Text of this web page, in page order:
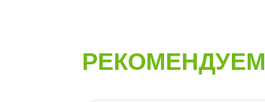
РЕКОМЕНДУЕМ